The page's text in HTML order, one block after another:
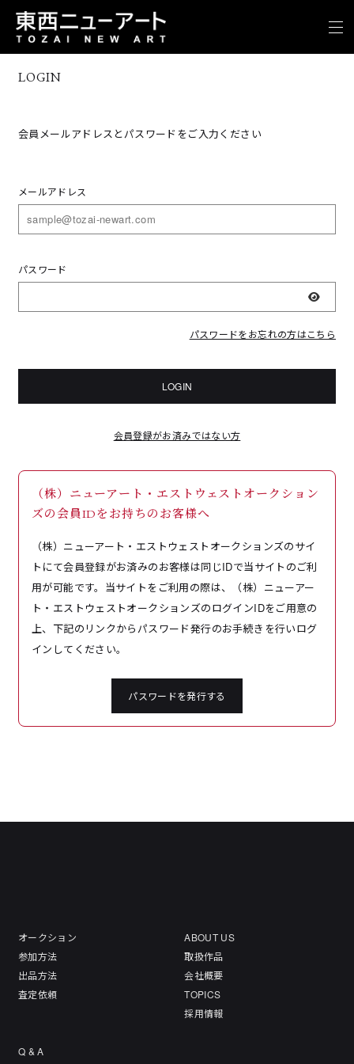
LOGIN
会員メールアドレスとパスワードをご入力ください
メールアドレス
パスワード
表示
パスワードをお忘れの方はこちら
LOGIN
会員登録がお済みではない方
（株）ニューアート・エストウェストオークション
ズの会員IDをお持ちのお客様へ
（株）ニューアート・エストウェストオークションズのサイ
トにて会員登録がお済みのお客様は同じIDで当サイトのご利
用が可能です。当サイトをご利用の際は、（株）ニューアー
ト・エストウェストオークションズのログインIDをご用意の
上、下記のリンクからパスワード発行のお手続きを行いログ
インしてください。
パスワードを発行する
オークション
参加方法
出品方法
査定依頼
ABOUT US
取扱作品
会社概要
TOPICS
採用情報
Q & A